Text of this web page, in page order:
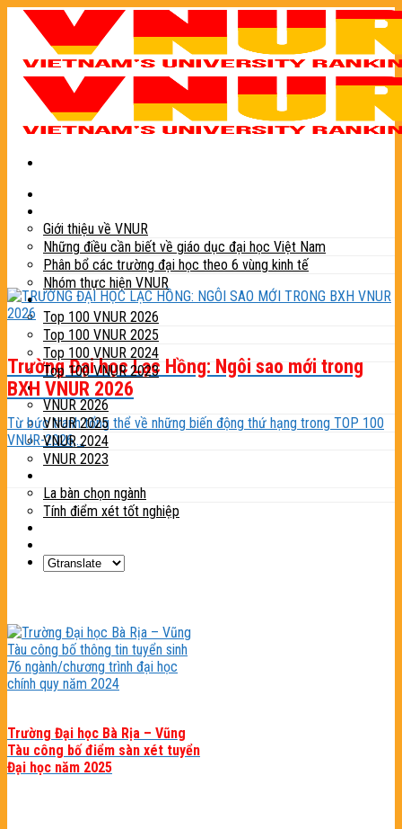
Skip
content
Giới thiệu về VNUR
Những điều cần biết về giáo dục đại học Việt Nam
Phân bổ các trường đại học theo 6 vùng kinh tế
Nhóm thực hiện VNUR
Bảng xếp hạng
Top 100 VNUR 2026
Top 100 VNUR 2025
Top 100 VNUR 2024
Top 100 VNUR 2023
Phương pháp xếp hạng
VNUR 2026
VNUR 2025
VNUR 2024
VNUR 2023
La bàn chọn ngành
Tính điểm xét tốt nghiệp
Trường Đại học Lạc Hồng: Ngôi sao mới trong
BXH VNUR 2026
Từ bức tranh tổng thể về những biến động thứ hạng trong TOP 100
VNUR-2026,...
Trường Đại học Bà Rịa – Vũng
Tàu công bố điểm sàn xét tuyển
Đại học năm 2025